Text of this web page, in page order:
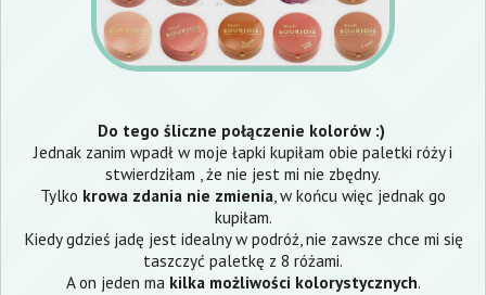
Do tego śliczne połączenie kolorów :)
Jednak zanim wpadł w moje łapki kupiłam obie paletki róży i
stwierdziłam , że nie jest mi nie zbędny.
Tylko krowa zdania nie zmienia, w końcu więc jednak go
kupiłam.
Kiedy gdzieś jadę jest idealny w podróż, nie zawsze chce mi się
taszczyć paletkę z 8 różami.
A on jeden makilka możliwości kolorystycznych.